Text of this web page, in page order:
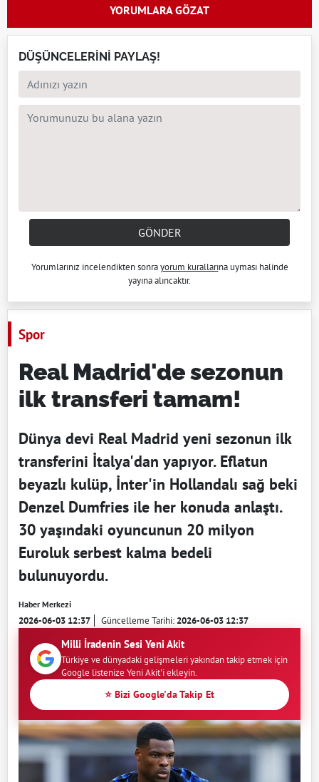
YORUMLARA GÖZAT
DÜŞÜNCELERİNİ PAYLAŞ!
GÖNDER
Yorumlarınız incelendikten sonrayorum kurallarına uyması halinde
yayına alıncaktır.
Spor
Real Madrid'de sezonun
ilk transferi tamam!
Dünya devi Real Madrid yeni sezonun ilk
transferini İtalya'dan yapıyor. Eflatun
beyazlı kulüp, İnter'in Hollandalı sağ beki
Denzel Dumfries ile her konuda anlaştı.
30 yaşındaki oyuncunun 20 milyon
Euroluk serbest kalma bedeli
bulunuyordu.
Haber Merkezi
2026-06-03 12:37 Güncelleme Tarihi:2026-06-03 12:37
Milli İradenin Sesi Yeni Akit
Türkiye ve dünyadaki gelişmeleri yakından takip etmek için
Google listenize Yeni Akit'i ekleyin.
⭐ Bizi Google'da Takip Et